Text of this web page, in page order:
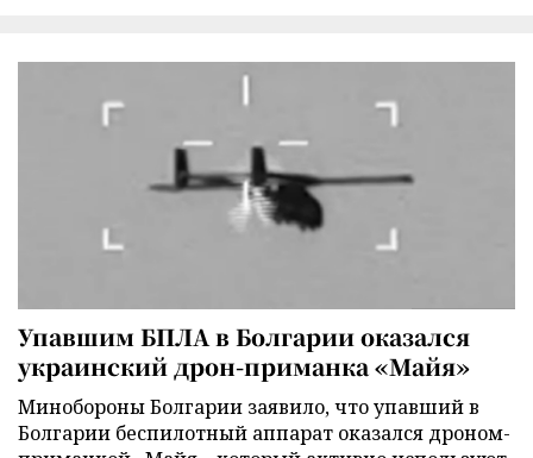
Упавшим БПЛА в Болгарии оказался
украинский дрон-приманка «Майя»
Минобороны Болгарии заявило, что упавший в
Болгарии беспилотный аппарат оказался дроном-